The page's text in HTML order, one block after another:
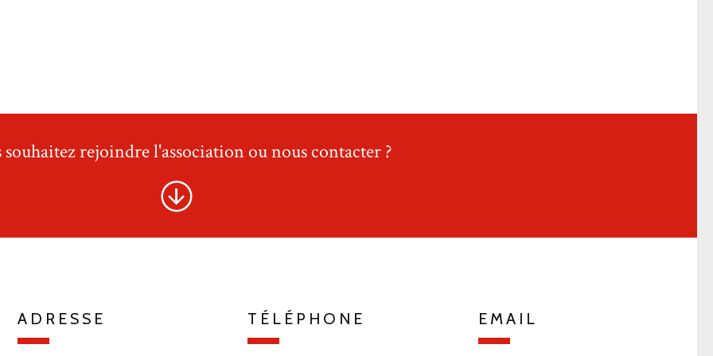
souhaitez rejoindre l'association ou nous contacter ?
ADRESSE TÉLÉPHONE EMAIL